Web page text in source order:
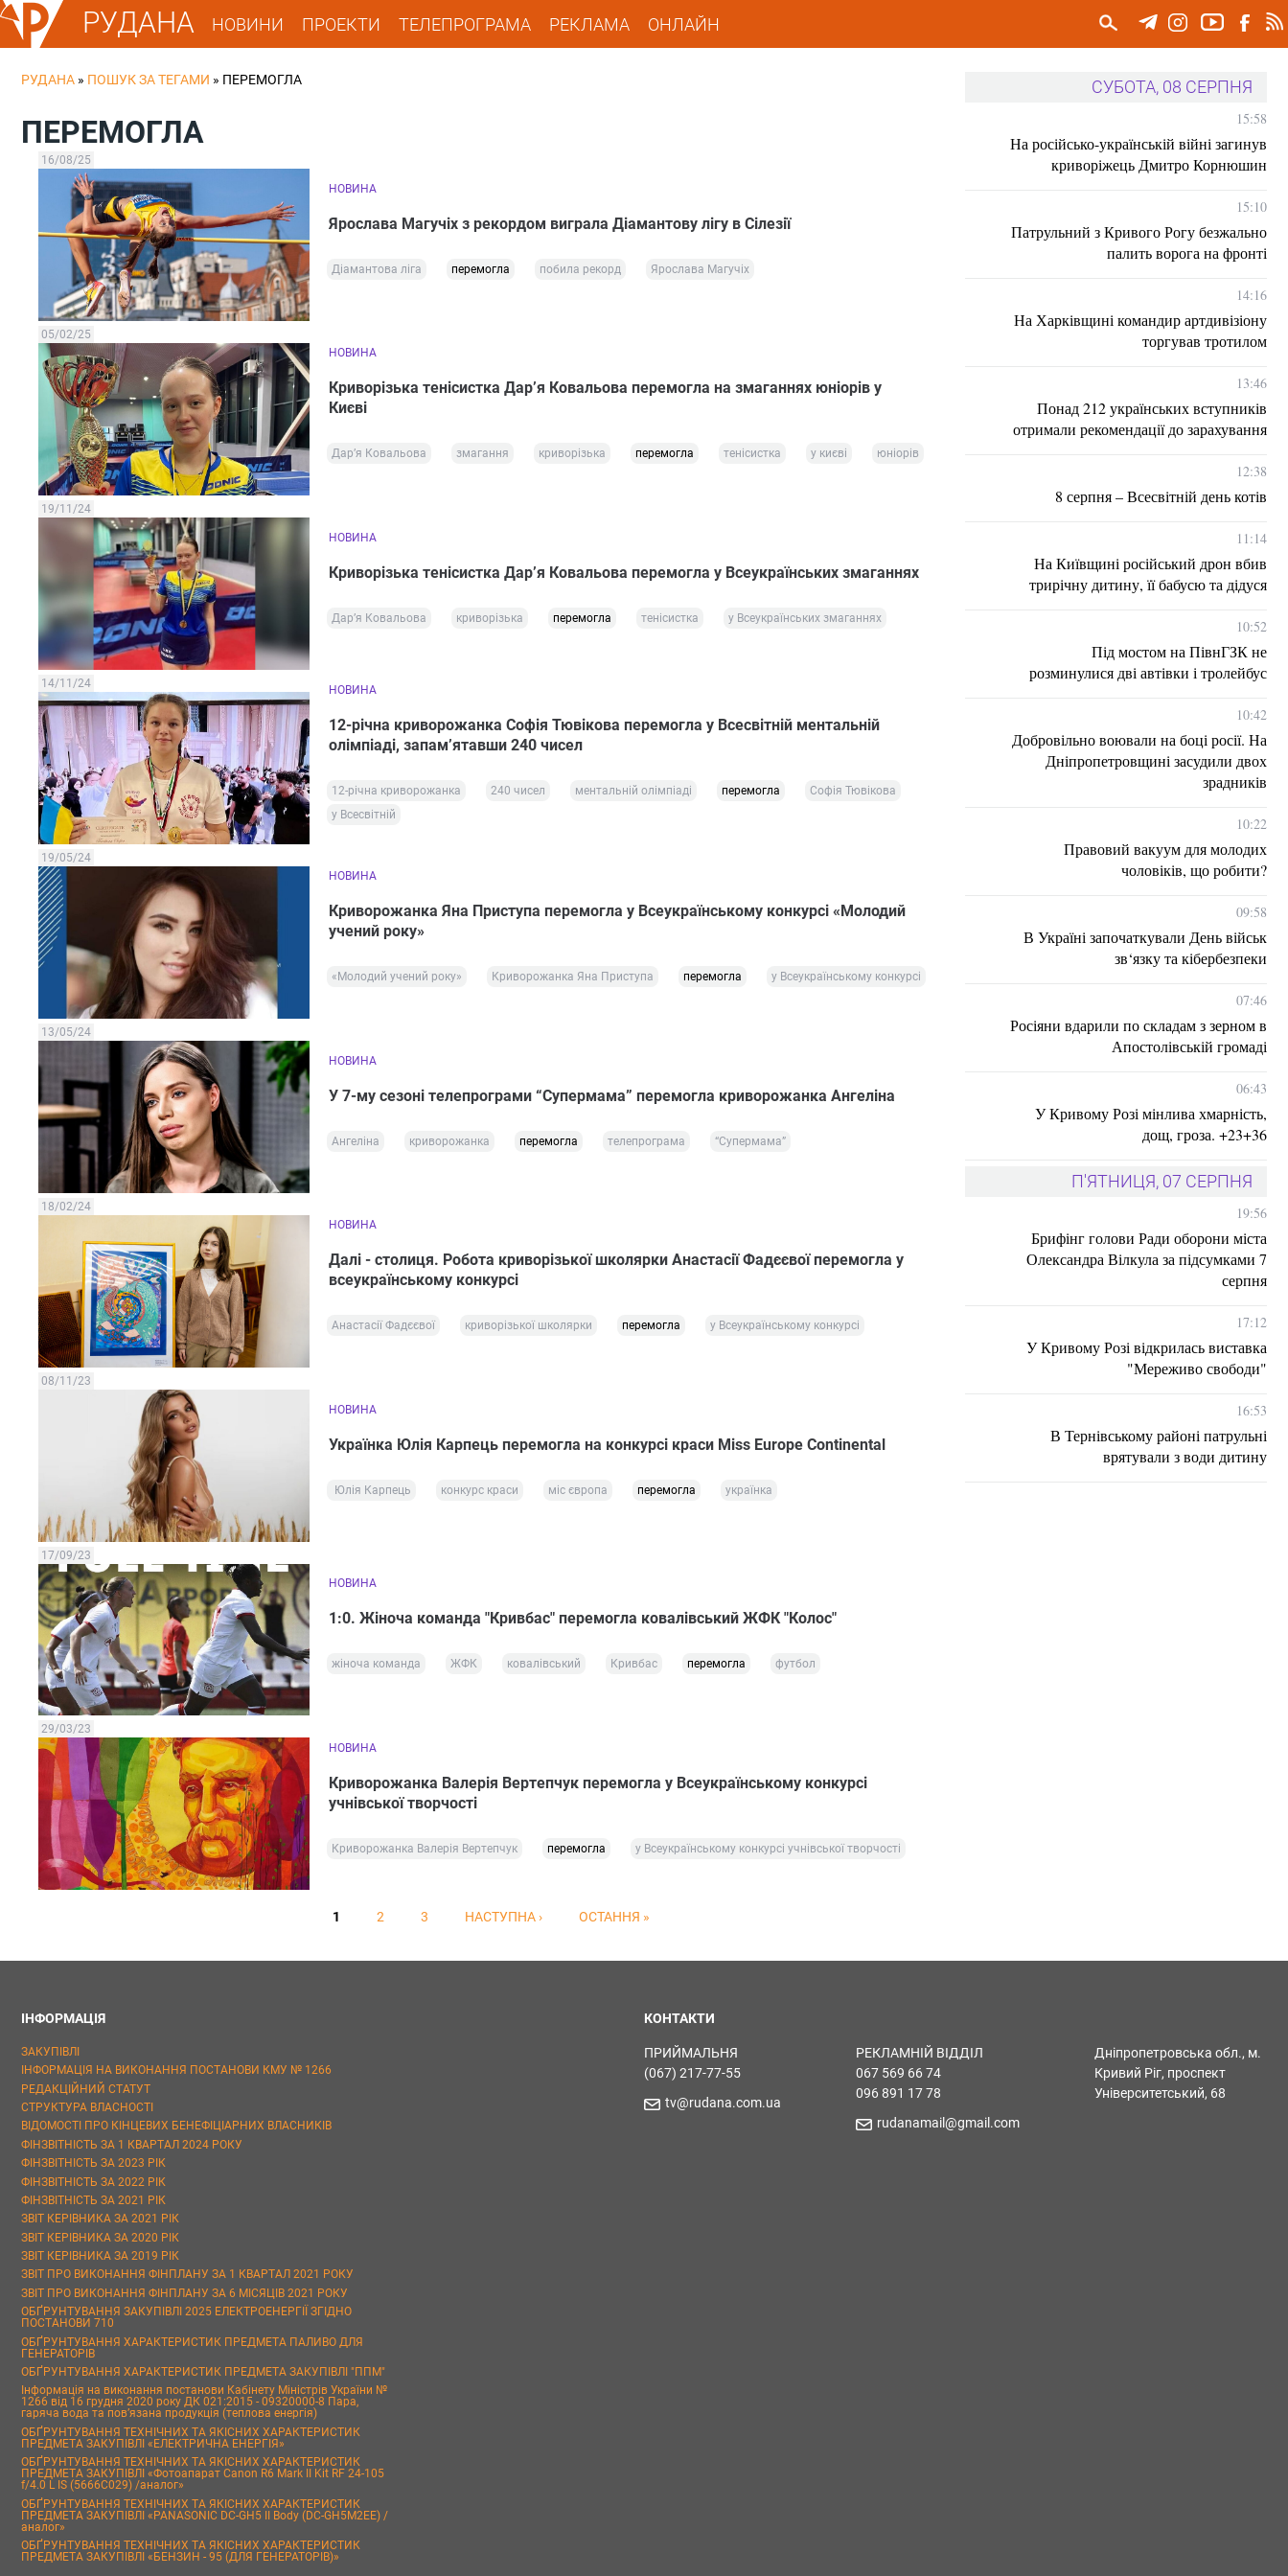
РУДАНА НОВИНИ ПРОЕКТИ ТЕЛЕПРОГРАМА РЕКЛАМА ОНЛАЙН
РУДАНА » ПОШУК ЗА ТЕГАМИ » ПЕРЕМОГЛА
ПЕРЕМОГЛА
16/08/25
НОВИНА
Ярослава Магучіх з рекордом виграла Діамантову лігу в Сілезії
Діамантова ліга перемогла побила рекорд Ярослава Магучіх
05/02/25
НОВИНА
Криворізька тенісистка Дар’я Ковальова перемогла на змаганнях юніорів у
Києві
Дар’я Ковальова змагання криворізька перемогла тенісистка у києві юніорів
19/11/24
НОВИНА
Криворізька тенісистка Дар’я Ковальова перемогла у Всеукраїнських змаганнях
Дар’я Ковальова криворізька перемогла тенісистка у Всеукраїнських змаганнях
14/11/24 НОВИНА
12-річна криворожанка Софія Тювікова перемогла у Всесвітній ментальній
олімпіаді, запам’ятавши 240 чисел
12-річна криворожанка 240 чисел ментальній олімпіаді перемогла
Софія Тювікова
у Всесвітній
19/05/24
НОВИНА
Криворожанка Яна Приступа перемогла у Всеукраїнському конкурсі «Молодий
учений року»
«Молодий учений року» Криворожанка Яна Приступа перемогла у Всеукраїнському конкурсі
13/05/24
НОВИНА
У 7-му сезоні телепрограми “Супермама” перемогла криворожанка Ангеліна
Ангеліна криворожанка перемогла телепрограма “Супермама”
18/02/24
НОВИНА
Далі - столиця. Робота криворізької школярки Анастасії Фадєєвої перемогла у
всеукраїнському конкурсі
Анастасії Фадєєвої криворізької школярки перемогла у Всеукраїнському конкурсі
08/11/23
НОВИНА
Українка Юлія Карпець перемогла на конкурсі краси Miss Europe Continental
Юлія Карпець конкурс краси міс європа перемогла українка
17/09/23
НОВИНА
1:0. Жіноча команда "Кривбас" перемогла ковалівський ЖФК "Колос"
жіноча команда ЖФК ковалівський Кривбас перемогла футбол
29/03/23
НОВИНА
Криворожанка Валерія Вертепчук перемогла у Всеукраїнському конкурсі
учнівської творчості
Криворожанка Валерія Вертепчук перемогла у Всеукраїнському конкурсі учнівської творчості
1 2 3 НАСТУПНА › ОСТАННЯ »
СУБОТА, 08 СЕРПНЯ
15:58
На російсько-українській війні загинув
криворіжець Дмитро Корнюшин
15:10
Патрульний з Кривого Рогу безжально
палить ворога на фронті
14:16
На Харківщині командир артдивізіону
торгував тротилом
13:46
Понад 212 українських вступників
отримали рекомендації до зарахування
12:38
8 серпня – Всесвітній день котів
11:14
На Київщині російський дрон вбив
трирічну дитину, її бабусю та дідуся
10:52
Під мостом на ПівнГЗК не
розминулися дві автівки і тролейбус
10:42
Добровільно воювали на боці росії. На
Дніпропетровщині засудили двох
зрадників
10:22
Правовий вакуум для молодих
чоловіків, що робити?
09:58
В Україні започаткували День військ
зв‘язку та кібербезпеки
07:46
Росіяни вдарили по складам з зерном в
Апостолівській громаді
06:43
У Кривому Розі мінлива хмарність,
дощ, гроза. +23+36
П'ЯТНИЦЯ, 07 СЕРПНЯ
19:56
Брифінг голови Ради оборони міста
Олександра Вілкула за підсумками 7
серпня
17:12
У Кривому Розі відкрилась виставка
"Мереживо свободи"
16:53
В Тернівському районі патрульні
врятували з води дитину
ІНФОРМАЦІЯ
ЗАКУПІВЛІ
ІНФОРМАЦІЯ НА ВИКОНАННЯ ПОСТАНОВИ КМУ № 1266
РЕДАКЦІЙНИЙ СТАТУТ
СТРУКТУРА ВЛАСНОСТІ
ВІДОМОСТІ ПРО КІНЦЕВИХ БЕНЕФІЦІАРНИХ ВЛАСНИКІВ
ФІНЗВІТНІСТЬ ЗА 1 КВАРТАЛ 2024 РОКУ
ФІНЗВІТНІСТЬ ЗА 2023 РІК
ФІНЗВІТНІСТЬ ЗА 2022 РІК
ФІНЗВІТНІСТЬ ЗА 2021 РІК
ЗВІТ КЕРІВНИКА ЗА 2021 РІК
ЗВІТ КЕРІВНИКА ЗА 2020 РІК
ЗВІТ КЕРІВНИКА ЗА 2019 РІК
ЗВІТ ПРО ВИКОНАННЯ ФІНПЛАНУ ЗА 1 КВАРТАЛ 2021 РОКУ
ЗВІТ ПРО ВИКОНАННЯ ФІНПЛАНУ ЗА 6 МІСЯЦІВ 2021 РОКУ
ОБҐРУНТУВАННЯ ЗАКУПІВЛІ 2025 ЕЛЕКТРОЕНЕРГІЇ ЗГІДНО
ПОСТАНОВИ 710
ОБҐРУНТУВАННЯ ХАРАКТЕРИСТИК ПРЕДМЕТА ПАЛИВО ДЛЯ
ГЕНЕРАТОРІВ
ОБҐРУНТУВАННЯ ХАРАКТЕРИСТИК ПРЕДМЕТА ЗАКУПІВЛІ "ППМ"
Інформація на виконання постанови Кабінету Міністрів України №
1266 від 16 грудня 2020 року ДК 021:2015 - 09320000-8 Пара,
гаряча вода та пов’язана продукція (теплова енергія)
ОБҐРУНТУВАННЯ ТЕХНІЧНИХ ТА ЯКІСНИХ ХАРАКТЕРИСТИК
ПРЕДМЕТА ЗАКУПІВЛІ «ЕЛЕКТРИЧНА ЕНЕРГІЯ»
ОБҐРУНТУВАННЯ ТЕХНІЧНИХ ТА ЯКІСНИХ ХАРАКТЕРИСТИК
ПРЕДМЕТА ЗАКУПІВЛІ «Фотоапарат Canon R6 Mark II Kit RF 24-105
f/4.0 L IS (5666C029) /аналог»
ОБҐРУНТУВАННЯ ТЕХНІЧНИХ ТА ЯКІСНИХ ХАРАКТЕРИСТИК
ПРЕДМЕТА ЗАКУПІВЛІ «PANASONIC DC-GH5 II Body (DC-GH5M2EE) /
аналог»
ОБҐРУНТУВАННЯ ТЕХНІЧНИХ ТА ЯКІСНИХ ХАРАКТЕРИСТИК
ПРЕДМЕТА ЗАКУПІВЛІ «БЕНЗИН - 95 (ДЛЯ ГЕНЕРАТОРІВ)»
КОНТАКТИ
ПРИЙМАЛЬНЯ
(067) 217-77-55
tv@rudana.com.ua
РЕКЛАМНІЙ ВІДДІЛ
067 569 66 74
096 891 17 78
rudanamail@gmail.com
Дніпропетровська обл., м.
Кривий Ріг, проспект
Університетський, 68